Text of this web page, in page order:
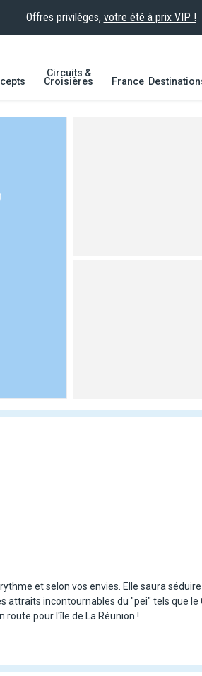
Offres privilèges, votre été à prix VIP !
Circuits &
Croisières France
et selon vos envies. Elle saura
incontournables du "pei" tels que le
route pour l'île de La Réunion !